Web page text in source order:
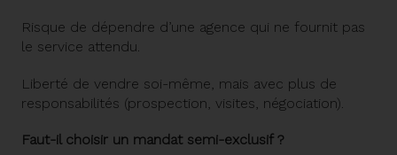
Risque de dépendre d’une agence qui ne fournit pas
le service attendu.
Liberté de vendre soi-même, mais avec plus de
responsabilités (prospection, visites, négociation).
Faut-il choisir un mandat semi-exclusif ?